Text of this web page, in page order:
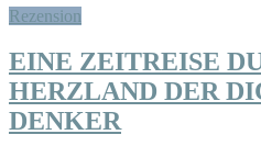
Rezension
EINE ZEITREISE
HERZLAND DER
DENKER